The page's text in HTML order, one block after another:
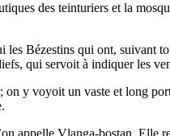
des teinturiers et la
Bézestins qui ont, suivant
qui servoit à indiquer les
y voyoit un vaste et long